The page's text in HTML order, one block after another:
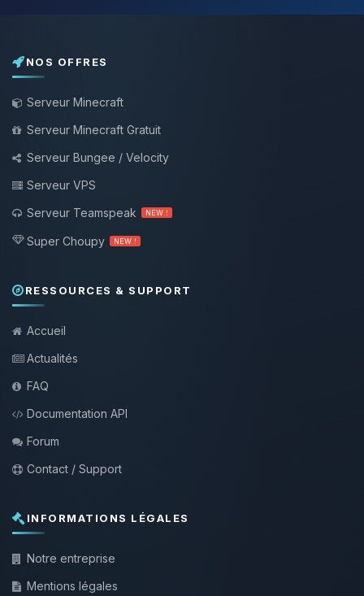
NOS OFFRES
Serveur Minecraft
Serveur Minecraft Gratuit
Serveur Bungee / Velocity
Serveur VPS
Serveur Teamspeak
NEW !
Super Choupy NEW !
RESSOURCES & SUPPORT
Accueil
Actualités
FAQ
Documentation API
Forum
Contact / Support
INFORMATIONS LÉGALES
Notre entreprise
Mentions légales